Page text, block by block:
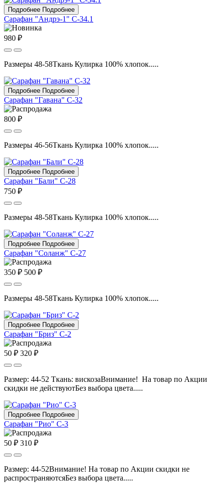
Подробнее Подробнее
Сарафан "Андрэ-1" С-34.1
980 ₽
Размеры 48-58Ткань Кулирка 100% хлопок.....
Подробнее Подробнее
Сарафан "Гавана" С-32
800 ₽
Размеры 46-56Ткань Кулирка 100% хлопок.....
Подробнее Подробнее
Сарафан "Бали" С-28
750 ₽
Размеры 48-58Ткань Кулирка 100% хлопок.....
Подробнее Подробнее
Сарафан "Соланж" С-27
350 ₽ 500 ₽
Размеры 48-58Ткань Кулирка 100% хлопок.....
Подробнее Подробнее
Сарафан "Бриз" С-2
50 ₽ 320 ₽
Размер: 44-52 Ткань: вискозаВнимание! На товар по Акции
скидки не действуютБез выбора цвета.....
Подробнее Подробнее
Сарафан "Рио" С-3
50 ₽ 310 ₽
Размер: 44-52Внимание! На товар по Акции скидки не
распространяютсяБез выбора цвета.....